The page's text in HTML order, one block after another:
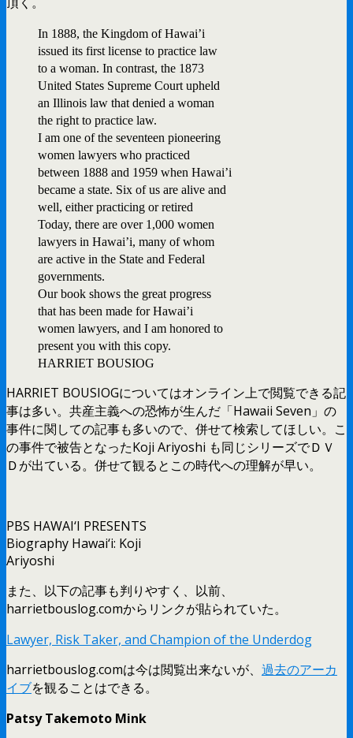
In 1888, the Kingdom of Hawai’i
issued its first license to practice law
to a woman. In contrast, the 1873
United States Supreme Court upheld
an Illinois law that denied a woman
the right to practice law.
I am one of the seventeen pioneering
women lawyers who practiced
between 1888 and 1959 when Hawai’i
became a state. Six of us are alive and
well, either practicing or retired
Today, there are over 1,000 women
lawyers in Hawai’i, many of whom
are active in the State and Federal
governments.
Our book shows the great progress
that has been made for Hawai’i
women lawyers, and I am honored to
present you with this copy.
HARRIET BOUSIOG
HARRIET BOUSIOGについてはオンライン上で閲覧できる記
事は多い。共産主義への恐怖が生んだ「Hawaii Seven」の
事件に関しての記事も多いので、併せて検索してほしい。こ
の事件で被告となったKoji Ariyoshi も同じシリーズでＤＶ
Ｄが出ている。併せて観るとこの時代への理解が早い。
PBS HAWAI‘I PRESENTS
Biography Hawai‘i: Koji
Ariyoshi
また、以下の記事も判りやすく、以前、
harrietbouslog.comからリンクが貼られていた。
Lawyer, Risk Taker, and Champion of the Underdog
harrietbouslog.comは今は閲覧出来ないが、 過去のアーカ
イブを観ることはできる。
Patsy Takemoto Mink